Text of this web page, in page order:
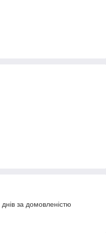
за домовленістю